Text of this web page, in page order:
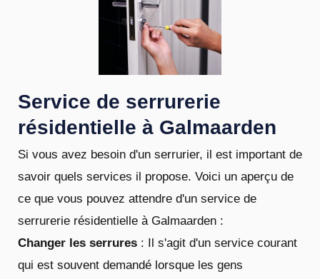
Service de serrurerie
résidentielle à Galmaarden
Si vous avez besoin d'un serrurier, il est important de
savoir quels services il propose. Voici un aperçu de
ce que vous pouvez attendre d'un service de
serrurerie résidentielle à Galmaarden :
Changer les serrures : Il s'agit d'un service courant
qui est souvent demandé lorsque les gens